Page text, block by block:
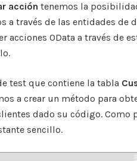
acción tenemos la
a través de las entidades de
acciones OData a través de
test que contiene la tabla
a crear un método para
dado su código. Como
sencillo.